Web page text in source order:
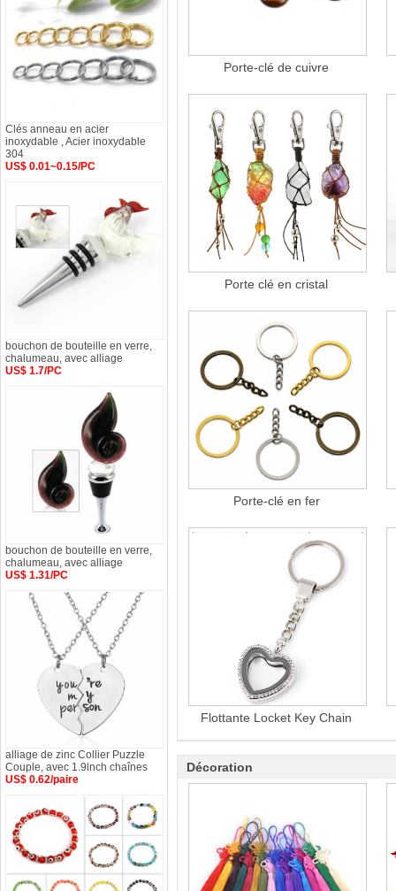
Porte-clé de cuivre
Porte clé en cristal
Porte-clé en fer
Flottante Locket Key Chain
Décoration
Clés anneau en acier
inoxydable , Acier inoxydable
304
US$ 0.01~0.15/PC
bouchon de bouteille en verre,
chalumeau, avec alliage
US$ 1.7/PC
bouchon de bouteille en verre,
chalumeau, avec alliage
US$ 1.31/PC
alliage de zinc Collier Puzzle
Couple, avec 1.9lnch chaînes
US$ 0.62/paire